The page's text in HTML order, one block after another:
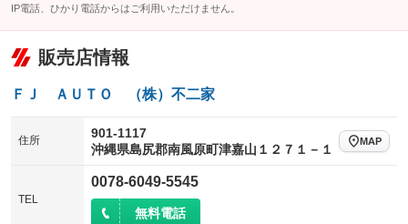
IP電話、ひかり電話からはご利用いただけません。
販売店情報
ＦＪ ＡＵＴＯ （株）不二家
住所
901-1117
沖縄県島尻郡南風原町津嘉山１２７１－１
MAP
TEL
0078-6049-5545
無料電話